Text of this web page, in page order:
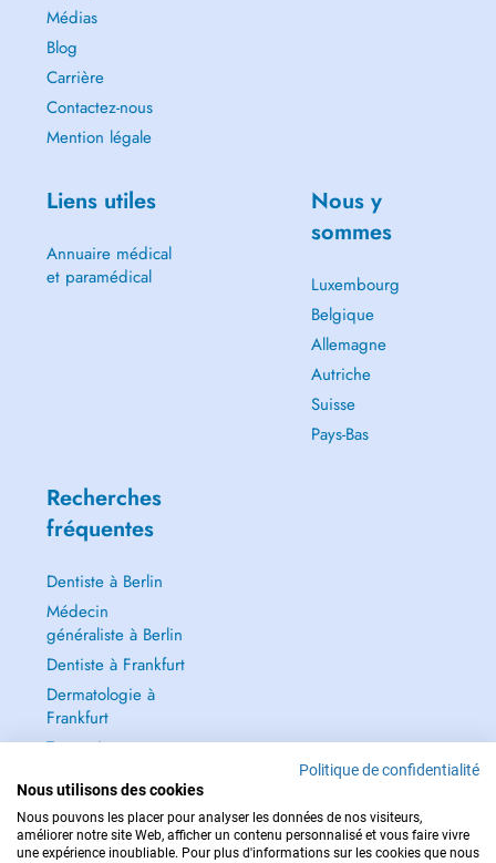
Médias
Blog
Carrière
Contactez-nous
Mention légale
Liens utiles
Annuaire médical
et paramédical
Nous y
sommes
Luxembourg
Belgique
Allemagne
Autriche
Suisse
Pays-Bas
Recherches
fréquentes
Dentiste à Berlin
Médecin
généraliste à Berlin
Dentiste à Frankfurt
Dermatologie à
Frankfurt
Tout voir →
Politique de confidentialité
Nous utilisons des cookies
Nous pouvons les placer pour analyser les données de nos visiteurs,
améliorer notre site Web, afficher un contenu personnalisé et vous faire vivre
une expérience inoubliable. Pour plus d'informations sur les cookies que nous